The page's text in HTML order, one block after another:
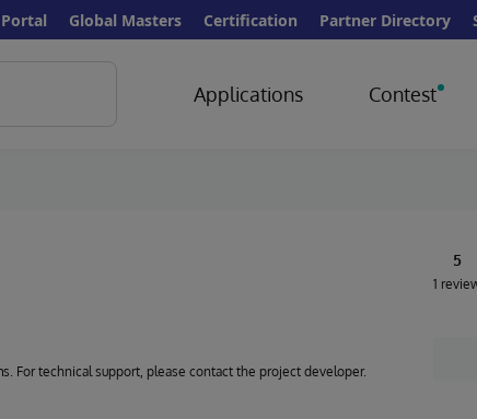
Global Masters Certification Partner Directory
Applications Contest
For technical support, please contact the project developer.
5
1